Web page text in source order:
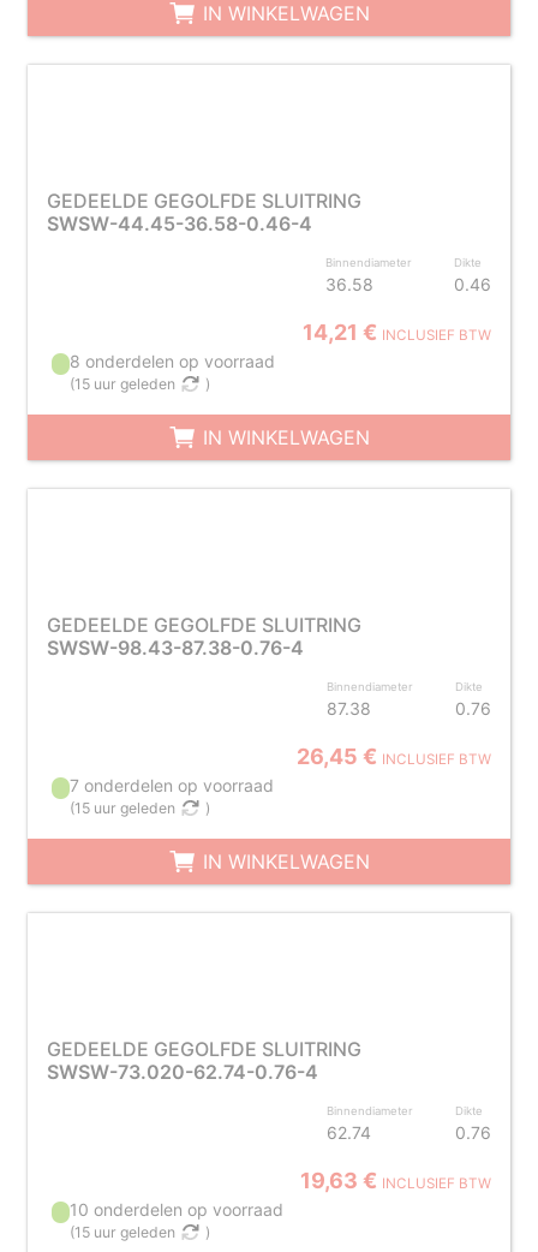
IN WINKELWAGEN
GEDEELDE GEGOLFDE SLUITRING
SWSW-44.45-36.58-0.46-4
Binnendiameter
36.58
Dikte
0.46
14,21 € INCLUSIEF BTW
8 onderdelen op voorraad
(15 uur geleden )
IN WINKELWAGEN
GEDEELDE GEGOLFDE SLUITRING
SWSW-98.43-87.38-0.76-4
Binnendiameter
87.38
Dikte
0.76
26,45 € INCLUSIEF BTW
7 onderdelen op voorraad
(15 uur geleden )
IN WINKELWAGEN
GEDEELDE GEGOLFDE SLUITRING
SWSW-73.020-62.74-0.76-4
Binnendiameter
62.74
Dikte
0.76
19,63 € INCLUSIEF BTW
10 onderdelen op voorraad
(15 uur geleden )